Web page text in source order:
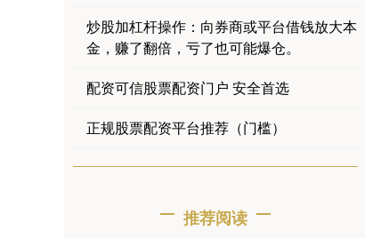
炒股加杠杆操作：向券商或平台借钱放大本
金，赚了翻倍，亏了也可能爆仓。
配资可信股票配资门户 安全首选
正规股票配资平台推荐（门槛）
推荐阅读